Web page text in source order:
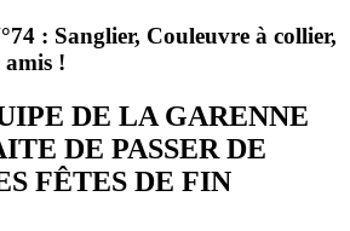
: Sanglier, Couleuvre à collier,
!
DE LA GARENNE
DE PASSER DE
FÊTES DE FIN